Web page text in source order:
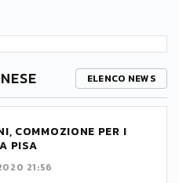
ELENCO NEWS
COMMOZIONE PER I
PISA
21:56